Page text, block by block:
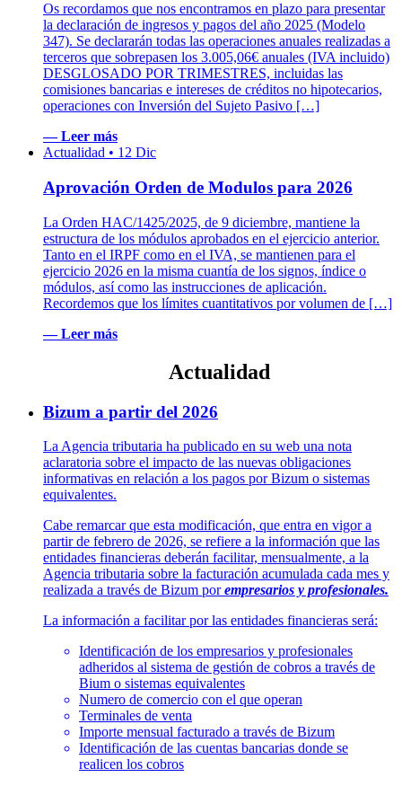
Os recordamos que nos encontramos en plazo para presentar
la declaración de ingresos y pagos del año 2025 (Modelo
347). Se declararán todas las operaciones anuales realizadas a
terceros que sobrepasen los 3.005,06€ anuales (IVA incluido)
DESGLOSADO POR TRIMESTRES, incluidas las
comisiones bancarias e intereses de créditos no hipotecarios,
operaciones con Inversión del Sujeto Pasivo […]
— Leer más
Actualidad • 12 Dic
Aprovación Orden de Modulos para 2026
La Orden HAC/1425/2025, de 9 diciembre, mantiene la
estructura de los módulos aprobados en el ejercicio anterior.
Tanto en el IRPF como en el IVA, se mantienen para el
ejercicio 2026 en la misma cuantía de los signos, índice o
módulos, así como las instrucciones de aplicación.
Recordemos que los límites cuantitativos por volumen de […]
— Leer más
Actualidad
Bizum a partir del 2026
La Agencia tributaria ha publicado en su web una nota
aclaratoria sobre el impacto de las nuevas obligaciones
informativas en relación a los pagos por Bizum o sistemas
equivalentes.
Cabe remarcar que esta modificación, que entra en vigor a
partir de febrero de 2026, se refiere a la información que las
entidades financieras deberán facilitar, mensualmente, a la
Agencia tributaria sobre la facturación acumulada cada mes y
realizada a través de Bizum porempresarios y profesionales.
La información a facilitar por las entidades financieras será:
Identificación de los empresarios y profesionales
adheridos al sistema de gestión de cobros a través de
Bium o sistemas equivalentes
Numero de comercio con el que operan
Terminales de venta
Importe mensual facturado a través de Bizum
Identificación de las cuentas bancarias donde se
realicen los cobros